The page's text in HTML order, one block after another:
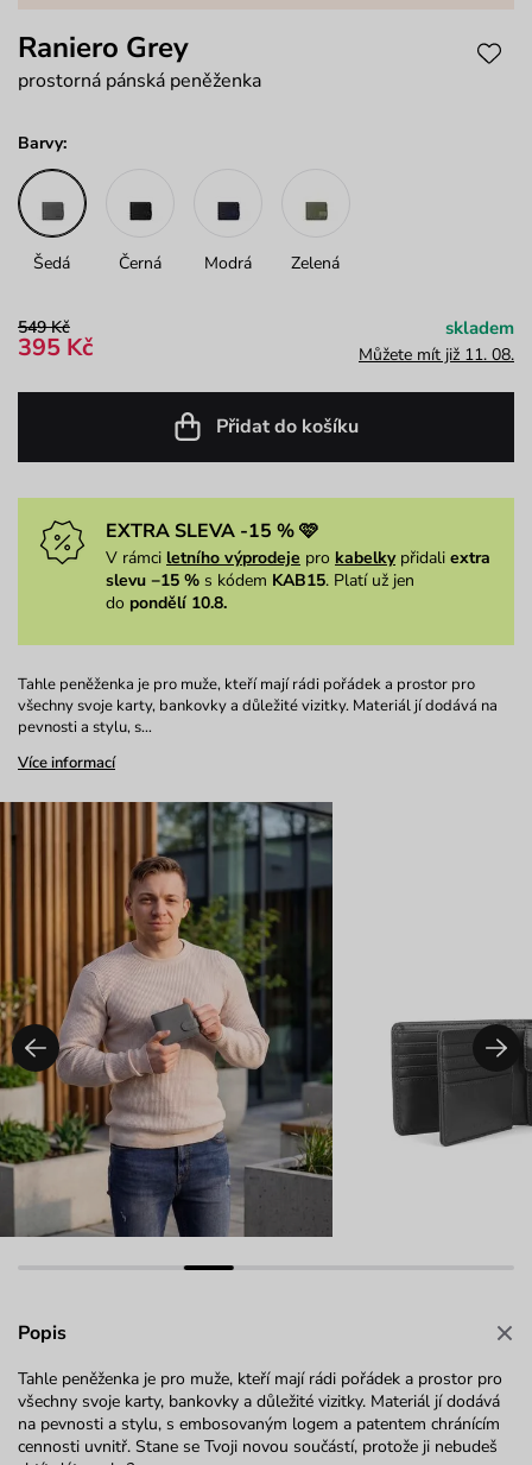
Raniero Grey
prostorná pánská peněženka
Barvy:
Šedá Černá Modrá Zelená
549 Kč
395 Kč
skladem
Můžete mít již 11. 08.
Přidat do košíku
EXTRA SLEVA -15 % 🩷
V rámci letního výprodeje pro kabelkypřidali extra
slevu −15 % s kódem KAB15. Platí už jen
do pondělí 10.8.
Tahle peněženka je pro muže, kteří mají rádi pořádek a prostor pro
všechny svoje karty, bankovky a důležité vizitky. Materiál jí dodává na
pevnosti a stylu, s…
Více informací
Popis
Tahle peněženka je pro muže, kteří mají rádi pořádek a prostor pro
všechny svoje karty, bankovky a důležité vizitky. Materiál jí dodává
na pevnosti a stylu, s embosovaným logem a patentem chránícím
cennosti uvnitř. Stane se Tvoji novou součástí, protože ji nebudeš